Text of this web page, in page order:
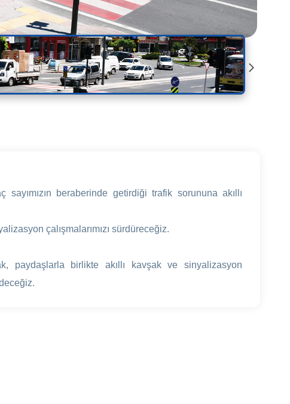
beraberinde getirdiği trafik sorununa akıllı
çalışmalarımızı sürdüreceğiz.
paydaşlarla birlikte akıllı kavşak ve sinyalizasyon